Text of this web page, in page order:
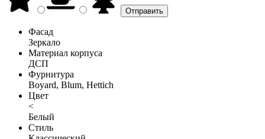
Фасад
Зеркало
Материал корпуса
ДСП
Фурнитура
Boyard, Blum, Hettich
Цвет
<
Белый
Стиль